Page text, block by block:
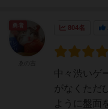
804名
中々渋いゲ
がなくただ
ように盤面